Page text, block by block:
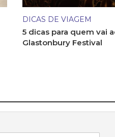
DICAS DE VIAGEM
5 dicas para quem vai
Glastonbury Festival